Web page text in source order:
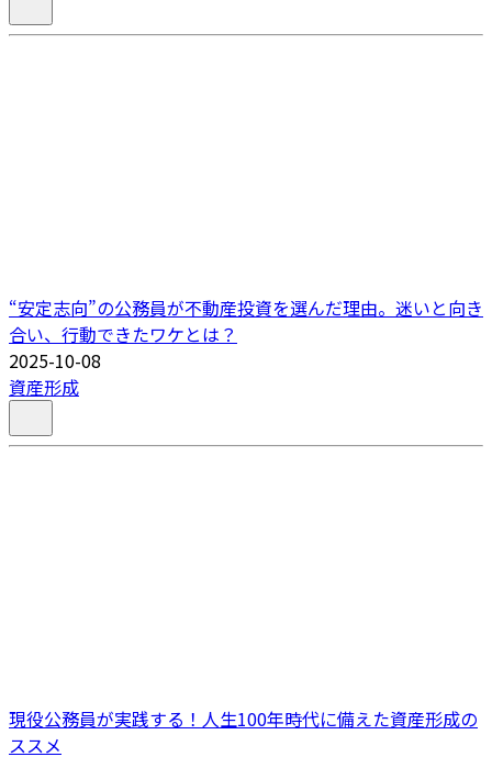
“安定志向”の公務員が不動産投資を選んだ理由。迷いと向き
合い、行動できたワケとは？
2025-10-08
資産形成
現役公務員が実践する！人生100年時代に備えた資産形成の
ススメ